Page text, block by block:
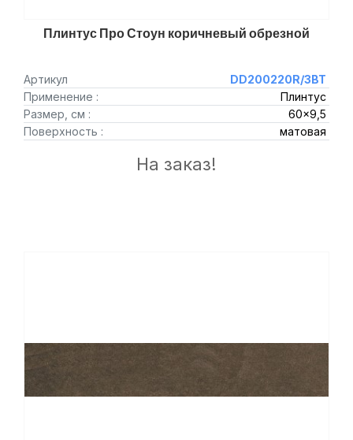
Плинтус Про Стоун коричневый обрезной
Артикул
DD200220R/3BT
Применение :
Плинтус
Размер, см :
60x9,5
Поверхность :
матовая
На заказ!